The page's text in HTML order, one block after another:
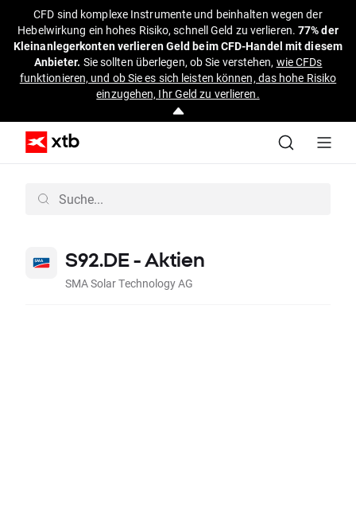
CFD sind komplexe Instrumente und beinhalten wegen der
Hebelwirkung ein hohes Risiko, schnell Geld zu verlieren.77% der
Kleinanlegerkonten verlieren Geld beim CFD-Handel mit diesem
Anbieter. Sie sollten überlegen, ob Sie verstehen, wie CFDs
funktionieren, und ob Sie es sich leisten können, das hohe Risiko
einzugehen, Ihr Geld zu verlieren.
S92.DE - Aktien
SMA Solar Technology AG